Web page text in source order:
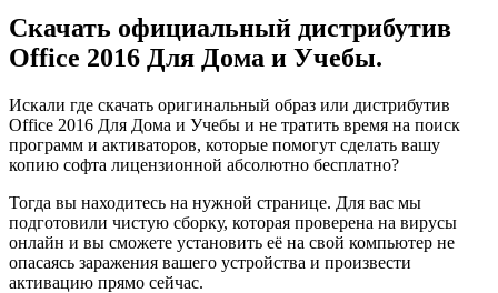
Скачать официальный дистрибутив
Office 2016 Для Дома и Учебы.
Искали где скачать оригинальный образ или дистрибутив
Office 2016 Для Дома и Учебы и не тратить время на поиск
программ и активаторов, которые помогут сделать вашу
копию софта лицензионной абсолютно бесплатно?
Тогда вы находитесь на нужной странице. Для вас мы
подготовили чистую сборку, которая проверена на вирусы
онлайн и вы сможете установить её на свой компьютер не
опасаясь заражения вашего устройства и произвести
активацию прямо сейчас.